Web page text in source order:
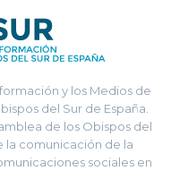
y los Medios de
del Sur de España.
de los Obispos del
la comunicación de la
sociales en